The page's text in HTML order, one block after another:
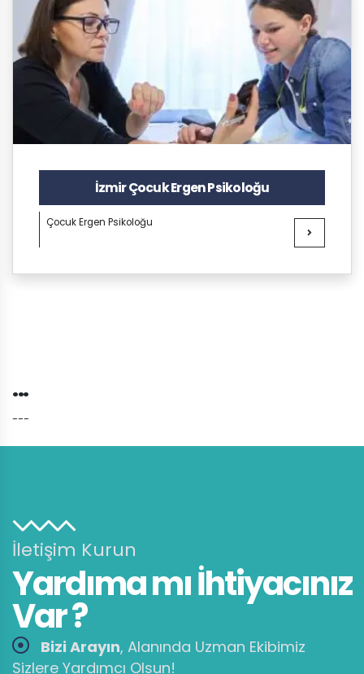
İzmir Çocuk Ergen Psikoloğu
Çocuk Ergen Psikoloğu
...
---
İletişim Kurun
Yardıma mı İhtiyacınız
Var ?
Bizi Arayın, Alanında Uzman Ekibimiz
Sizlere Yardımcı Olsun!